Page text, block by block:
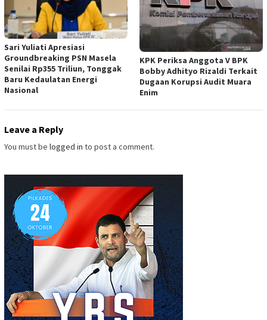
Sari Yuliati Apresiasi
Groundbreaking PSN Masela
Senilai Rp355 Triliun, Tonggak
Baru Kedaulatan Energi
Nasional
KPK Periksa Anggota V BPK
Bobby Adhityo Rizaldi Terkait
Dugaan Korupsi Audit Muara
Enim
Leave a Reply
You must be logged in to post a comment.